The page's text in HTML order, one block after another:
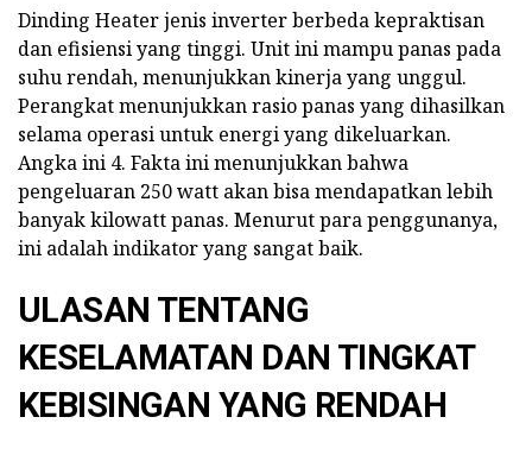
Dinding Heater jenis inverter berbeda kepraktisan
dan efisiensi yang tinggi. Unit ini mampu panas pada
suhu rendah, menunjukkan kinerja yang unggul.
Perangkat menunjukkan rasio panas yang dihasilkan
selama operasi untuk energi yang dikeluarkan.
Angka ini 4. Fakta ini menunjukkan bahwa
pengeluaran 250 watt akan bisa mendapatkan lebih
banyak kilowatt panas. Menurut para penggunanya,
ini adalah indikator yang sangat baik.
ULASAN TENTANG
KESELAMATAN DAN TINGKAT
KEBISINGAN YANG RENDAH